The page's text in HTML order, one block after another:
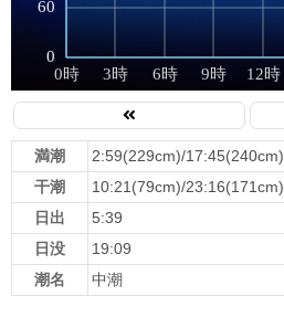
満潮
2:59(229cm)/17:45(240cm)
干潮
10:21(79cm)/23:16(171cm)
日出
5:39
日没
19:09
潮名
中潮